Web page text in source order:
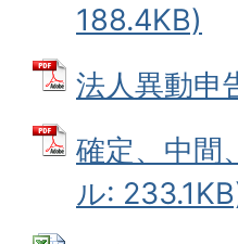
188.4KB)
法人異動申
確定、中間
ル: